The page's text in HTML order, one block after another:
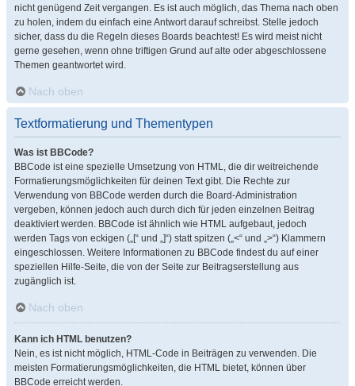
nicht genügend Zeit vergangen. Es ist auch möglich, das Thema nach oben
zu holen, indem du einfach eine Antwort darauf schreibst. Stelle jedoch
sicher, dass du die Regeln dieses Boards beachtest! Es wird meist nicht
gerne gesehen, wenn ohne triftigen Grund auf alte oder abgeschlossene
Themen geantwortet wird.
Nach oben
Textformatierung und Thementypen
Was ist BBCode?
BBCode ist eine spezielle Umsetzung von HTML, die dir weitreichende
Formatierungsmöglichkeiten für deinen Text gibt. Die Rechte zur
Verwendung von BBCode werden durch die Board-Administration
vergeben, können jedoch auch durch dich für jeden einzelnen Beitrag
deaktiviert werden. BBCode ist ähnlich wie HTML aufgebaut, jedoch
werden Tags von eckigen („[“ und „]“) statt spitzen („<“ und „>“) Klammern
eingeschlossen. Weitere Informationen zu BBCode findest du auf einer
speziellen Hilfe-Seite, die von der Seite zur Beitragserstellung aus
zugänglich ist.
Nach oben
Kann ich HTML benutzen?
Nein, es ist nicht möglich, HTML-Code in Beiträgen zu verwenden. Die
meisten Formatierungsmöglichkeiten, die HTML bietet, können über
BBCode erreicht werden.